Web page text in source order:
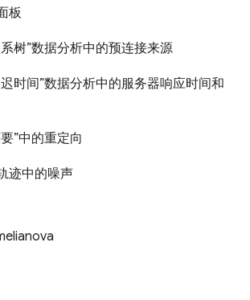
板
树”数据分析中的预连接来源
时间”数据分析中的服务器响应时间和
”中的重定向
迹中的噪声